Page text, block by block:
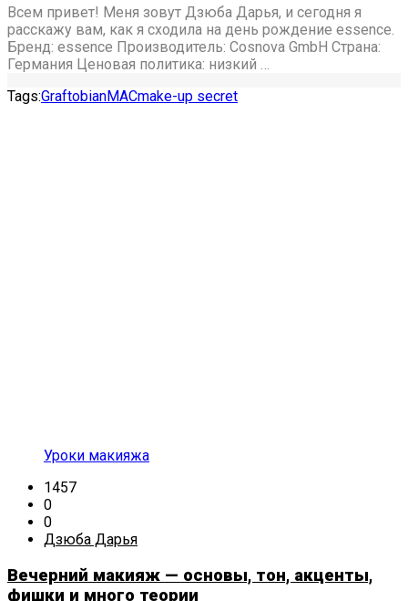
Всем привет! Меня зовут Дзюба Дарья, и сегодня я
расскажу вам, как я сходила на день рождение essence.
Бренд: essence Производитель: Cosnova GmbH Страна:
Германия Ценовая политика: низкий …
Tags:GraftobianMACmake-up secret
Уроки макияжа
1457
0
0
Дзюба Дарья
Вечерний макияж — основы, тон, акценты,
фишки и много теории